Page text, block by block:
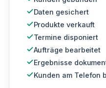
Daten gesichert
Produkte verkauft
Termine disponiert
Aufträge bearbeitet
Ergebnisse
Kunden am Telefon